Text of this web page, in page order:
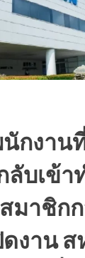
กงาน
บเข้า
มาชิกก
งาน ส